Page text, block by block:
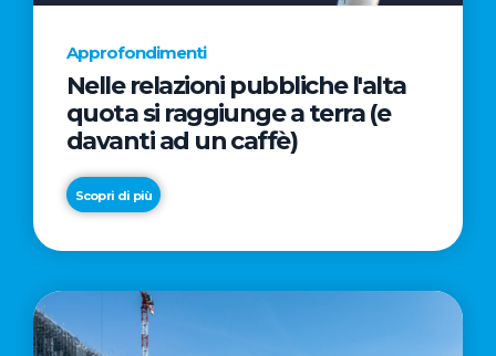
Approfondimenti
Nelle relazioni pubbliche l'alta
quota si raggiunge a terra (e
davanti ad un caffè)
Scopri di più